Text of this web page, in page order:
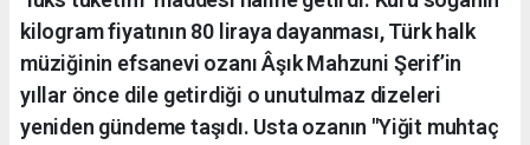
kilogram fiyatının 80 liraya dayanması, Türk halk
müziğinin efsanevi ozanı Âşık Mahzuni Şerif’in
yıllar önce dile getirdiği o unutulmaz dizeleri
yeniden gündeme taşıdı. Usta ozanın "Yiğit muhtaç